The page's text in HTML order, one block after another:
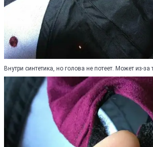
Внутри синтетика, но голова не потеет. Может из-